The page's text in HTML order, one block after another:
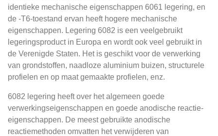
identieke mechanische eigenschappen 6061 legering, en
de -T6-toestand ervan heeft hogere mechanische
eigenschappen. Legering 6082 is een veelgebruikt
legeringsproduct in Europa en wordt ook veel gebruikt in
de Verenigde Staten. Het is geschikt voor de verwerking
van grondstoffen, naadloze aluminium buizen, structurele
profielen en op maat gemaakte profielen, enz.
6082 legering heeft over het algemeen goede
verwerkingseigenschappen en goede anodische reactie-
eigenschappen. De meest gebruikte anodische
reactiemethoden omvatten het verwijderen van